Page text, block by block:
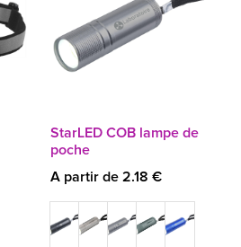
StarLED COB lampe de
poche
A partir de 2.18 €